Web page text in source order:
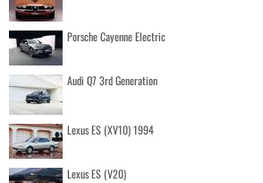
Porsche Cayenne Electric
Audi Q7 3rd Generation
Lexus ES (XV10) 1994
Lexus ES (V20)